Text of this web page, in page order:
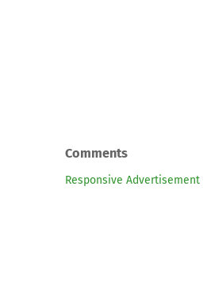
Comments
Responsive Advertisement